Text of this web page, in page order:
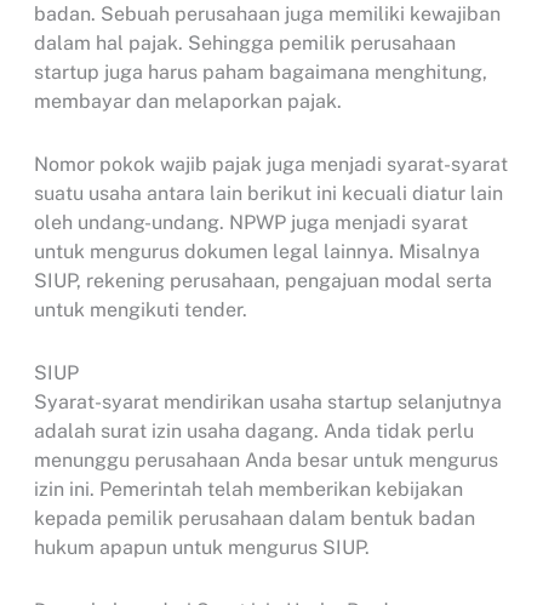
badan. Sebuah perusahaan juga memiliki kewajiban
dalam hal pajak. Sehingga pemilik perusahaan
startup juga harus paham bagaimana menghitung,
membayar dan melaporkan pajak.
Nomor pokok wajib pajak juga menjadi syarat-syarat
suatu usaha antara lain berikut ini kecuali diatur lain
oleh undang-undang. NPWP juga menjadi syarat
untuk mengurus dokumen legal lainnya. Misalnya
SIUP, rekening perusahaan, pengajuan modal serta
untuk mengikuti tender.
SIUP
Syarat-syarat mendirikan usaha startup selanjutnya
adalah surat izin usaha dagang. Anda tidak perlu
menunggu perusahaan Anda besar untuk mengurus
izin ini. Pemerintah telah memberikan kebijakan
kepada pemilik perusahaan dalam bentuk badan
hukum apapun untuk mengurus SIUP.